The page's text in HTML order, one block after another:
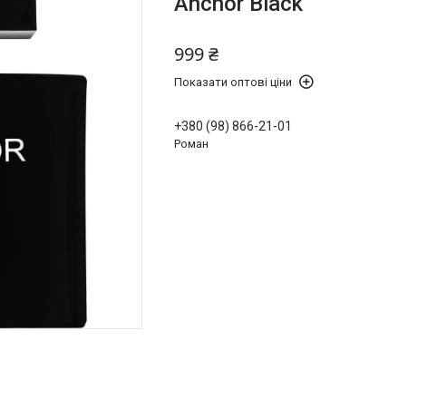
999 ₴
Показати оптові ціни
+380 (98) 866-21-01
Роман